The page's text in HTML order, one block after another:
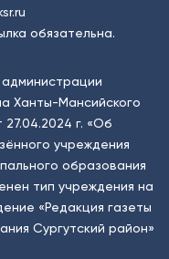
обязательна.
Ханты-Мансийского
г. «Об
учреждения
образования
тип учреждения на
«Редакция газеты
Сургутский район»